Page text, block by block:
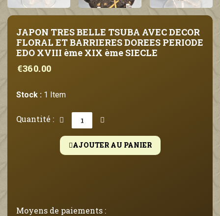
JAPON TRES BELLE TSUBA AVEC DECOR
FLORAL ET BARRIERES DOREES PERIODE
EDO XVIII ème XIX ème SIECLE
€360.00
Stock : 1 Item
Quantité :
AJOUTER AU PANIER
Moyens de paiements :